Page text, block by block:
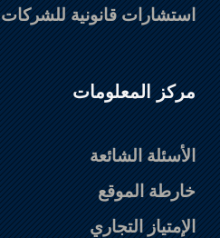
استشارات قانونية للشركات
مركز المعلومات
الأسئلة الشائعة
خارطة الموقع
الإمتياز التجاري